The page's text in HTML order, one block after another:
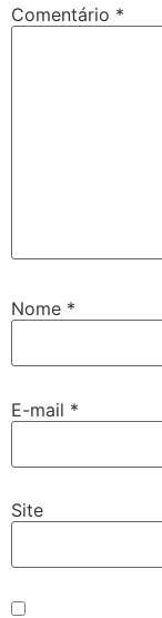
Comentário *
Nome *
E-mail *
Site